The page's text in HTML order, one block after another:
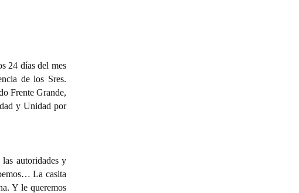
24 días del mes
de los Sres.
Frente Grande,
y Unidad por
autoridades y
La casita
Y le queremos